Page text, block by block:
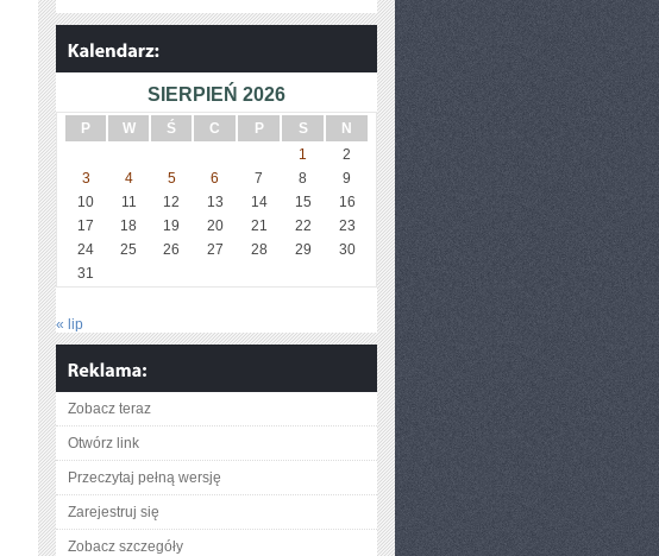
SIERPIEŃ 2026
P W Ś C P S
N
1
2
3
4 5 6 7 8
9
10
11 12 13 14 15
16
17
18 19 20 21 22
23
24
25 26 27 28 29
30
31
« lip
Zobacz teraz
Otwórz link
Przeczytaj pełną wersję
Zarejestruj się
Zobacz szczegóły